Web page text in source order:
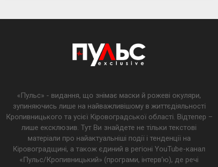
«Пульс» - видання, що знімає маски й рожеві окуляри,
зупиняючись лише на найважливішому в життєдіяльності
Кропивницького та усієї Кіровоградської області. Відтепер –
лише ексклюзив. Тут Ви знайдете не тільки текстові
матеріали про найактуальніші події і тенденції на
Кіровоградщині, а також єдиний в регіоні YouTube-канал
«Пульс/Кропивницький» (програми, інтерв’ю), де речі